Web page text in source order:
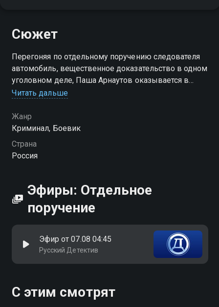
Сюжет
Перегоняя по отдельному поручению следователя
автомобиль, вещественное доказательство в одном
уголовном деле, Паша Арнаутов оказывается в
самом эпицентре противостояния двух бандитских
Читать дальше
Жанр
Криминал, Боевик
Страна
Россия
Эфиры: Отдельное
поручение
Эфир от 07.08 04:45
Русский Детектив
С этим смотрят